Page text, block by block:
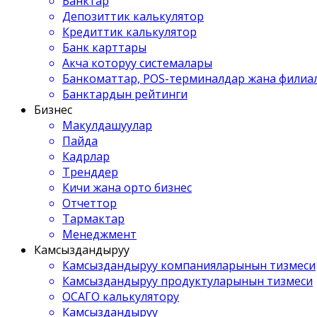
Депозиттик калькулятор
Кредиттик калькулятор
Банк карттары
Акча которуу системалары
Банкоматтар, POS-терминалдар жана
Банктардын рейтинги
Бизнес
Макулдашуулар
Пайда
Кадрлар
Тренддер
Кичи жана орто бизнес
Отчеттор
Тармактар
Менеджмент
Камсыздандыруу
Камсыздандыруу компанияларынын тизмеси
Камсыздандыруу продуктуларынын тизмеси
ОСАГО калькулятору
Камсыздандыруу